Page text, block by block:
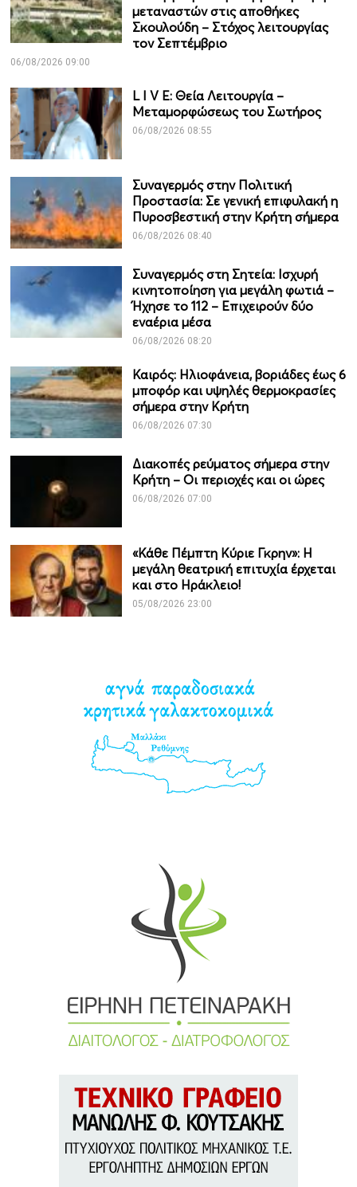
μεταναστών στις αποθήκες
Σκουλούδη – Στόχος λειτουργίας
τον Σεπτέμβριο
06/08/2026 09:00
L I V E: Θεία Λειτουργία –
Μεταμορφώσεως του Σωτήρος
06/08/2026 08:55
Συναγερμός στην Πολιτική
Προστασία: Σε γενική επιφυλακή η
Πυροσβεστική στην Κρήτη σήμερα
06/08/2026 08:40
Συναγερμός στη Σητεία: Ισχυρή
κινητοποίηση για μεγάλη φωτιά –
Ήχησε το 112 – Επιχειρούν δύο
εναέρια μέσα
06/08/2026 08:20
Καιρός: Ηλιοφάνεια, βοριάδες έως 6
μποφόρ και υψηλές θερμοκρασίες
σήμερα στην Κρήτη
06/08/2026 07:30
Διακοπές ρεύματος σήμερα στην
Κρήτη – Οι περιοχές και οι ώρες
06/08/2026 07:00
«Κάθε Πέμπτη Κύριε Γκρην»: Η
μεγάλη θεατρική επιτυχία έρχεται
και στο Ηράκλειο!
05/08/2026 23:00